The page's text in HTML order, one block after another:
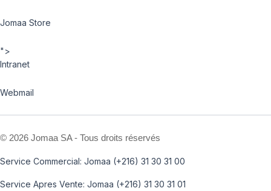
Jomaa Store
">
Intranet
Webmail
© 2026 Jomaa SA - Tous droits réservés
Service Commercial: Jomaa (+216) 31 30 31 00
Service Apres Vente: Jomaa (+216) 31 30 31 01